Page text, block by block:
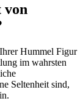
von
Hummel Figur
im wahrsten
Seltenheit sind,